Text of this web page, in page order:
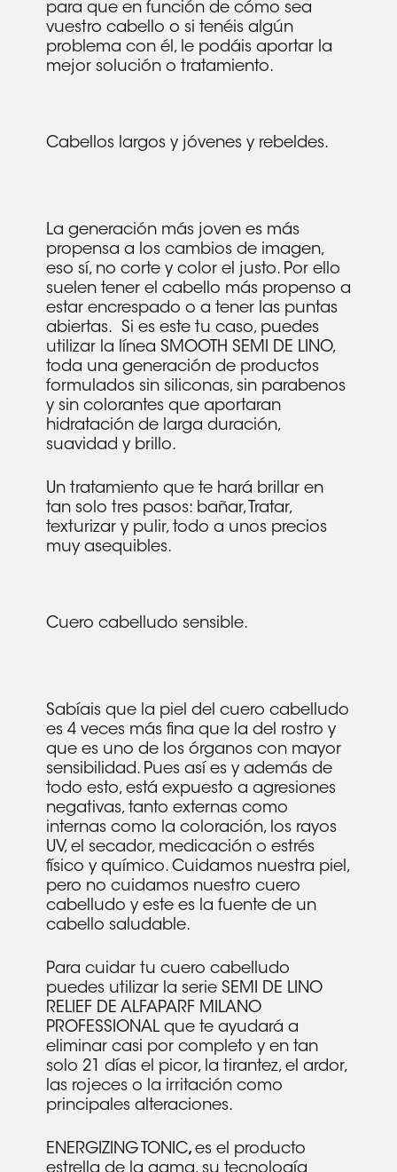
para que en función de cómo sea
vuestro cabello o si tenéis algún
problema con él, le podáis aportar la
mejor solución o tratamiento.
Cabellos largos y jóvenes y rebeldes.
La generación más joven es más
propensa a los cambios de imagen,
eso sí, no corte y color el justo. Por ello
suelen tener el cabello más propenso a
estar encrespado o a tener las puntas
abiertas. Si es este tu caso, puedes
utilizar la línea SMOOTH SEMI DE LINO,
toda una generación de productos
formulados sin siliconas, sin parabenos
y sin colorantes que aportaran
hidratación de larga duración,
suavidad y brillo.
Un tratamiento que te hará brillar en
tan solo tres pasos: bañar, Tratar,
texturizar y pulir, todo a unos precios
muy asequibles.
Cuero cabelludo sensible.
Sabíais que la piel del cuero cabelludo
es 4 veces más fina que la del rostro y
que es uno de los órganos con mayor
sensibilidad. Pues así es y además de
todo esto, está expuesto a agresiones
negativas, tanto externas como
internas como la coloración, los rayos
UV, el secador, medicación o estrés
físico y químico. Cuidamos nuestra piel,
pero no cuidamos nuestro cuero
cabelludo y este es la fuente de un
cabello saludable.
Para cuidar tu cuero cabelludo
puedes utilizar la serie SEMI DE LINO
RELIEF DE ALFAPARF MILANO
PROFESSIONAL que te ayudará a
eliminar casi por completo y en tan
solo 21 días el picor, la tirantez, el ardor,
las rojeces o la irritación como
principales alteraciones.
ENERGIZING TONIC, es el producto